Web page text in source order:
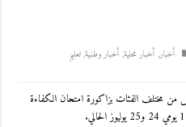
أخبار, أخبار محلية, أخبار وطنية, تعليم
التدريس من مختلف الفئات بزاكورة امتحان الكفاءة